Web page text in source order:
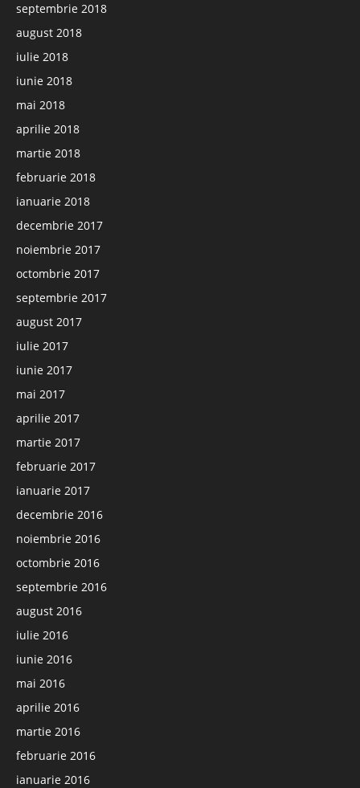
septembrie 2018
august 2018
iulie 2018
iunie 2018
mai 2018
aprilie 2018
martie 2018
februarie 2018
ianuarie 2018
decembrie 2017
noiembrie 2017
octombrie 2017
septembrie 2017
august 2017
iulie 2017
iunie 2017
mai 2017
aprilie 2017
martie 2017
februarie 2017
ianuarie 2017
decembrie 2016
noiembrie 2016
octombrie 2016
septembrie 2016
august 2016
iulie 2016
iunie 2016
mai 2016
aprilie 2016
martie 2016
februarie 2016
ianuarie 2016